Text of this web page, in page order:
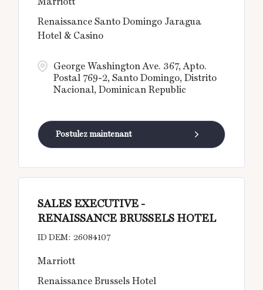
George Washington Ave. 367, Apto.
Postal 769-2, Santo Domingo, Distrito
Nacional, Dominican Republic
Renaissance Santo Domingo Jaragua
Hotel & Casino
Postulez maintenant
SALES EXECUTIVE -
RENAISSANCE BRUSSELS HOTEL
26084107
Marriott
Renaissance Brussels Hotel